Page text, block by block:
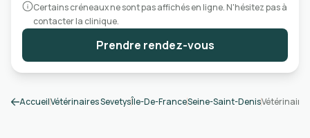
Certains créneaux ne sont pas affichés en ligne. N'hésitez pas à
contacter la clinique.
Prendre rendez-vous
AccueilVétérinaires SevetysÎle-De-FranceSeine-Saint-Denis